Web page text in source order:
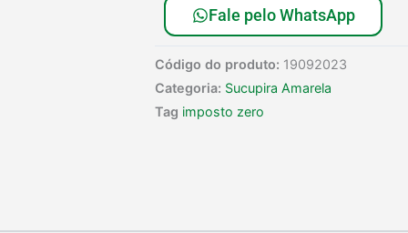
Fale pelo WhatsApp
Código do produto: 19092023
Categoria: Sucupira Amarela
Tag imposto zero